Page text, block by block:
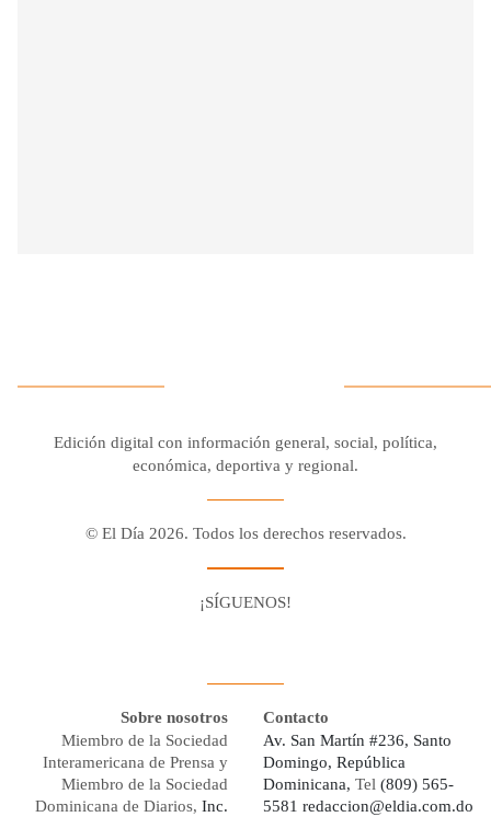
Edición digital con información general, social, política,
económica, deportiva y regional.
© El Día 2026. Todos los derechos reservados.
¡SÍGUENOS!
Sobre nosotros
Miembro de la Sociedad
Interamericana de Prensa y
Miembro de la Sociedad
Dominicana de Diarios, Inc.
Contacto
Av. San Martín #236, Santo
Domingo, República
Dominicana, Tel (809) 565-
5581 redaccion@eldia.com.do